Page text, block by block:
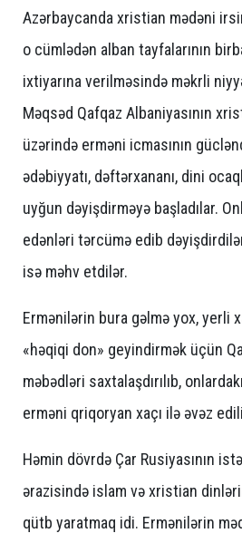
Azərbaycanda xristian mədəni
o cümlədən alban tayfalarının
ixtiyarına verilməsində məkrli
Məqsəd Qafqaz Albaniyasının
üzərində erməni icmasının
ədəbiyyatı, dəftərxananı, dini
uyğun dəyişdirməyə başladılar.
edənləri tərcümə edib
isə məhv etdilər.
Ermənilərin bura gəlmə yox, yerli
«həqiqi don» geyindirmək üçün
məbədləri saxtalaşdırılıb,
erməni qriqoryan xaçı ilə əvəz
Həmin dövrdə Çar Rusiyasının
ərazisində islam və xristian
qütb yaratmaq idi. Ermənilərin